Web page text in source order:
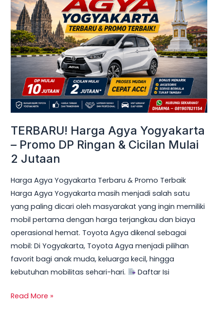
TERBARU! Harga Agya Yogyakarta
– Promo DP Ringan & Cicilan Mulai
2 Jutaan
Harga Agya Yogyakarta Terbaru & Promo Terbaik
Harga Agya Yogyakarta masih menjadi salah satu
yang paling dicari oleh masyarakat yang ingin memiliki
mobil pertama dengan harga terjangkau dan biaya
operasional hemat. Toyota Agya dikenal sebagai
mobil: Di Yogyakarta, Toyota Agya menjadi pilihan
favorit bagi anak muda, keluarga kecil, hingga
kebutuhan mobilitas sehari-hari.
Daftar Isi
Agya
Yogyakarta
–
Promo
DP
Ringan
Cicilan
2
Jutaan
Read More »